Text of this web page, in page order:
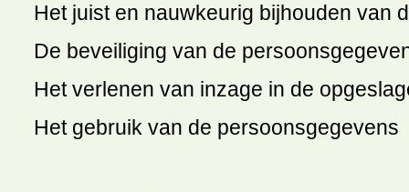
Het juist en nauwkeurig bijhouden van
De beveiliging van de
Het verlenen van inzage in de
Het gebruik van de persoonsgegevens